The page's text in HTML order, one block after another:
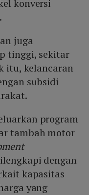
konversi
juga
tinggi, sekitar
itu, kelancaran
subsidi
program
tambah motor
dengan
kapasitas
yang